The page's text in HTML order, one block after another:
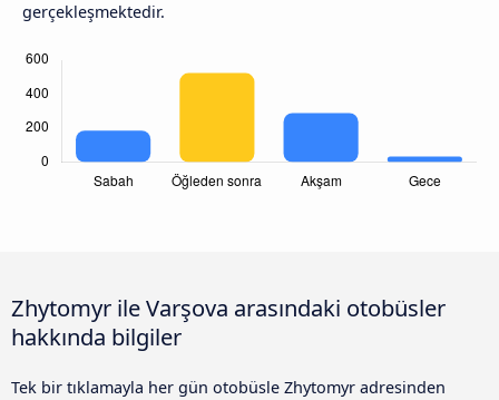
gerçekleşmektedir.
Zhytomyr ile Varşova arasındaki otobüsler
hakkında bilgiler
Tek bir tıklamayla her gün otobüsle Zhytomyr adresinden